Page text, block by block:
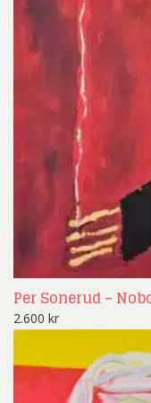
Per Sonerud –
2.600 kr